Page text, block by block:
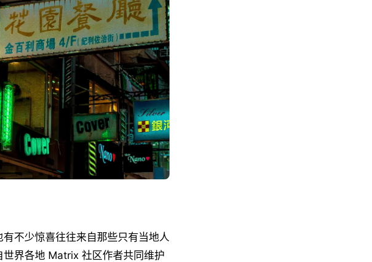
不少惊喜往往来自那些只有当地人
界各地 Matrix 社区作者共同维护